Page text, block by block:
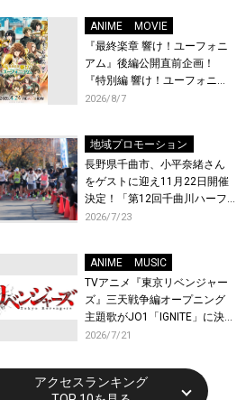
ANIME
MOVIE
『最終楽章 響け！ユーフォニ
アム』後編公開直前企画！
『特別編 響け！ユーフォニア
ム〜アンサンブルコンテス
映が決定！
2026/8/7
地域プロモーション
長野県千曲市、小平奈緒さん
をゲストに迎え11月22日開催
決定！「第12回千曲川ハーフ
マラソン」エントリー受付開
2026/7/23
ANIME
MUSIC
TVアニメ『東京リベンジャー
ズ』三天戦争編オープニング
主題歌がJO1「IGNITE」に決
定！メンバー全員から喜びと
トが到着！9月に東京・大阪で
先行上映会を開催！
2026/7/21
アクセスランキング